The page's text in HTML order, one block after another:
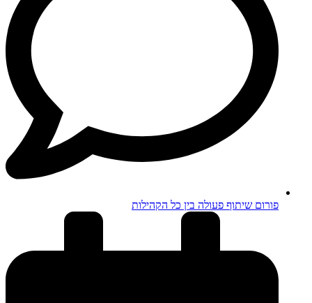
פורום שיתוף פעולה בין כל הקהילות